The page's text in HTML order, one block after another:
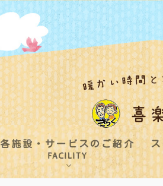
各施設・サービスのご紹介
FACILITY